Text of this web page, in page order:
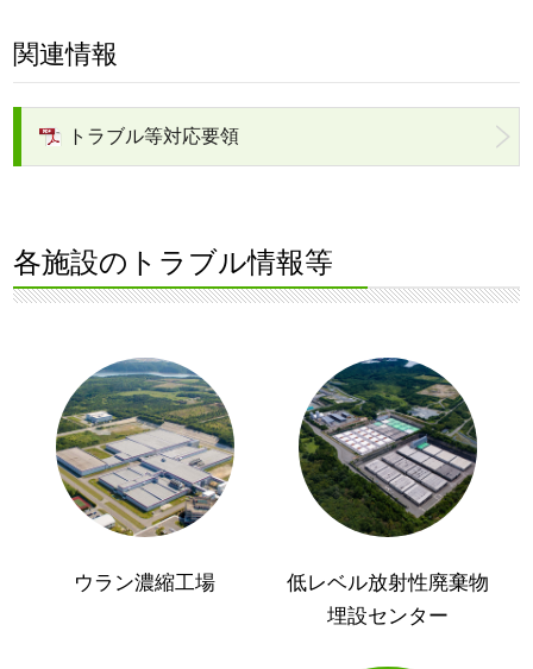
関連情報
トラブル等対応要領
各施設のトラブル情報等
ウラン濃縮工場
低レベル放射性廃棄物
埋設センター